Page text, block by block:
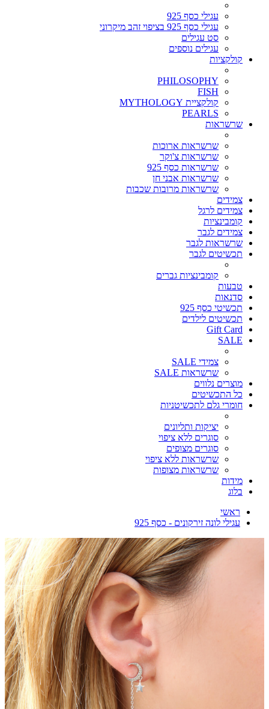
עגילי כסף 925
עגילי כסף 925 בציפוי זהב מיקרוני
סט עגילים
עגילים נוספים
קולקציות
PHILOSOPHY
FISH
קולקציית MYTHOLOGY
PEARLS
שרשראות
שרשראות ארוכות
שרשראות צ'וקר
שרשראות כסף 925
שרשראות אבני חן
שרשראות מרובות שכבות
צמידים
צמידים לרגל
קומבינציות
צמידים לגבר
שרשראות לגבר
תכשיטים לגבר
קומבינציות גברים
טבעות
סדנאות
תכשיטי כסף 925
תכשיטים לילדים
Gift Card
SALE
צמידי SALE
שרשראות SALE
מוצרים נלווים
כל התכשיטים
חומרי גלם לתכשיטניות
יציקות ותליונים
סוגרים ללא ציפוי
סוגרים מצופים
שרשראות ללא ציפוי
שרשראות מצופות
מידות
בלוג
ראשי
עגילי לונה זירקונים - כסף 925